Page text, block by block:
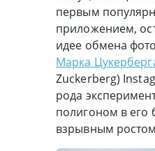
первым
приложением,
идее обмена
Марка
Zuckerberg)
рода
полигоном в его
взрывным